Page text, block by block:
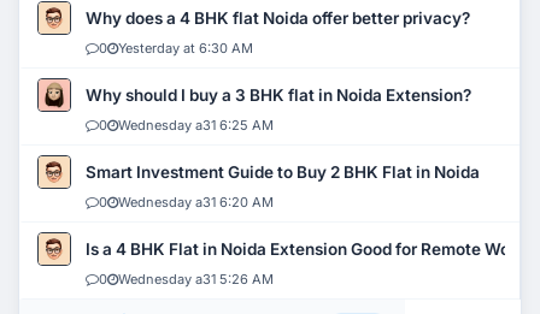
Why does a 4 BHK flat Noida offer better privacy?
0 Yesterday at 6:30 AM
Why should I buy a 3 BHK flat in Noida Extension?
0 Wednesday a31 6:25 AM
Smart Investment Guide to Buy 2 BHK Flat in Noida
0 Wednesday a31 6:20 AM
Is a 4 BHK Flat in Noida Extension Good for Remote Work?
0 Wednesday a31 5:26 AM